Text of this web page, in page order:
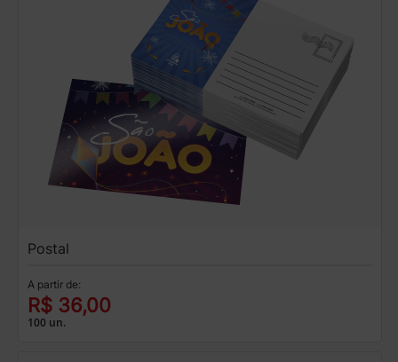
Postal
A partir de:
R$ 36,00
100 un.